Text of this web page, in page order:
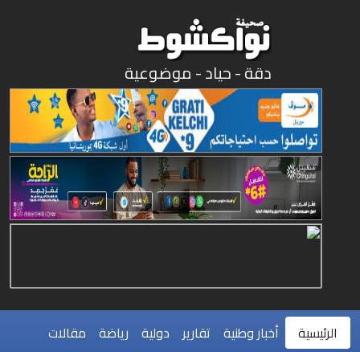
دقة - حياد - موضوعية
الرئيسية أخبار وطنية تقارير دولية رياضة مقالات